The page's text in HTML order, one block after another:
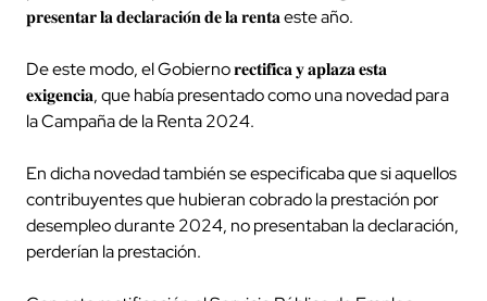
𝐩𝐫𝐞𝐬𝐞𝐧𝐭𝐚𝐫 𝐥𝐚 𝐝𝐞𝐜𝐥𝐚𝐫𝐚𝐜𝐢𝐨́𝐧 𝐝𝐞 𝐥𝐚 𝐫𝐞𝐧𝐭𝐚 este año.
De este modo, el Gobierno 𝐫𝐞𝐜𝐭𝐢𝐟𝐢𝐜𝐚 𝐲 𝐚𝐩𝐥𝐚𝐳𝐚 𝐞𝐬𝐭𝐚
𝐞𝐱𝐢𝐠𝐞𝐧𝐜𝐢𝐚, que había presentado como una novedad para
la Campaña de la Renta 2024.
En dicha novedad también se especificaba que si aquellos
contribuyentes que hubieran cobrado la prestación por
desempleo durante 2024, no presentaban la declaración,
perderían la prestación.